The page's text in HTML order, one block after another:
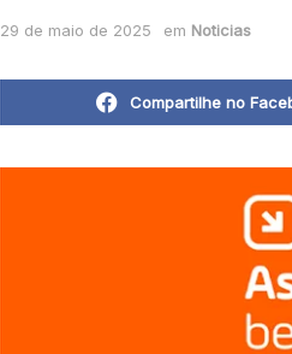
29 de maio de 2025 em Noticias
Compartilhe no